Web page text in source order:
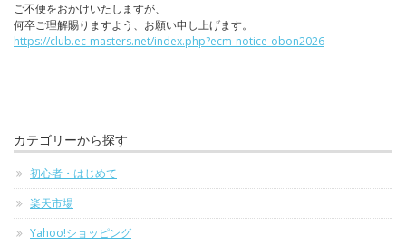
ご不便をおかけいたしますが、
何卒ご理解賜りますよう、お願い申し上げます。
https://club.ec-masters.net/index.php?ecm-notice-obon2026
カテゴリーから探す
初心者・はじめて
楽天市場
Yahoo!ショッピング